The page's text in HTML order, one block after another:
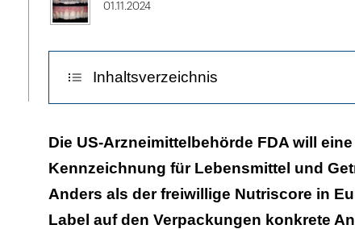
01.11.2024
Inhaltsverzeichnis
Sind die hochverarbeiteten Lebensmittel
Die Industrie bestreitet den Nutzen
Der Supreme Court entmachtete die
Die US-Arzneimittelbehörde FDA will
Kennzeichnung für Lebensmittel und
Anders als der freiwillige Nutriscore in
Label auf den Verpackungen konkrete